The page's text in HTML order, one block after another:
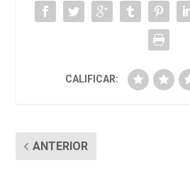
CALIFICAR:
ANTERIOR